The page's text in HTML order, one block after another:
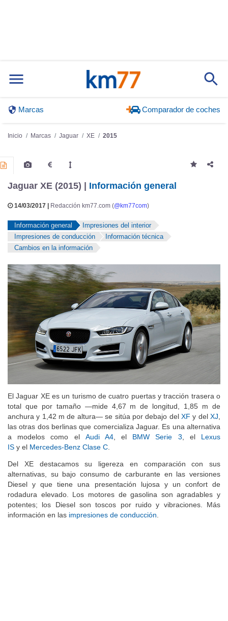
Marcas Comparador de coches
Inicio Marcas Jaguar XE 2015
Jaguar XE (2015) | Información general
14/03/2017 | Redacción km77.com (@km77com)
Información general
Impresiones del interior
Impresiones de conducción
Información técnica
Cambios en la información
El Jaguar XE es un turismo de cuatro puertas y tracción trasera o
total que por tamaño —mide 4,67 m de longitud, 1,85 m de
anchura y 1,42 m de altura— se sitúa por debajo del XF y delXJ
las otras dos berlinas que comercializa Jaguar. Es una alternativa
a modelos como el Audi A4, el BMW Serie 3 , el Lexus
IS y el Mercedes-Benz Clase C
Del XE destacamos su ligereza en comparación con sus
alternativas, su bajo consumo de carburante en las versiones
Diesel y que tiene una presentación lujosa y un confort de
rodadura elevado. Los motores de gasolina son agradables y
potentes; los Diesel son toscos por ruido y vibraciones. Más
información en las impresiones de conducción